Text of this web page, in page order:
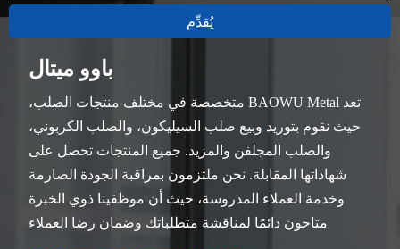
يُقدِّم
باوو ميتال
تعد BAOWU Metal متخصصة في مختلف منتجات الصلب،
حيث نقوم بتوريد وبيع صلب السيليكون، والصلب الكربوني،
والصلب المجلفن والمزيد. جميع المنتجات تحصل على
شهاداتها المقابلة. نحن ملتزمون بمراقبة الجودة الصارمة
وخدمة العملاء المدروسة، حيث أن موظفينا ذوي الخبرة
متاحون دائمًا لمناقشة متطلباتك وضمان رضا العملاء